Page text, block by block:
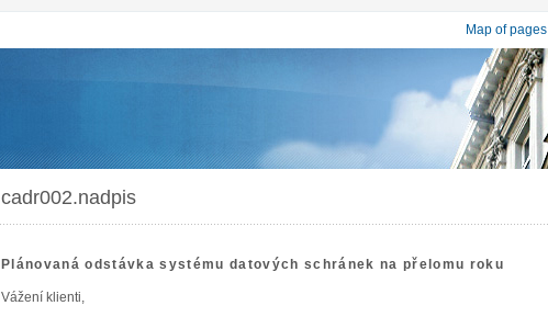
Map of pages
cadr002.nadpis
Plánovaná odstávka systému datových schránek na přelomu roku
Vážení klienti,